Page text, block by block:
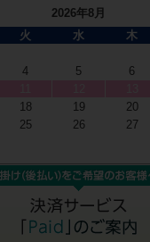
2026年8月
火 水 木
4 5 6
18 19 20
25 26 27